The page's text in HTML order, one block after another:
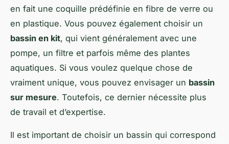
en fait une coquille prédéfinie en fibre de verre ou
en plastique. Vous pouvez également choisir un
bassin en kit, qui vient généralement avec une
pompe, un filtre et parfois même des plantes
aquatiques. Si vous voulez quelque chose de
vraiment unique, vous pouvez envisager un bassin
sur mesure. Toutefois, ce dernier nécessite plus
de travail et d’expertise.
Il est important de choisir un bassin qui correspond